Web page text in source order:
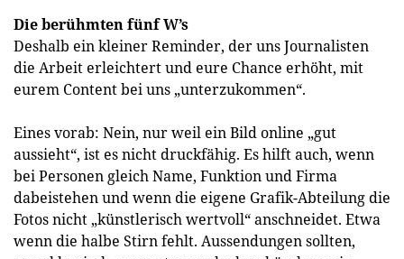
Die berühmten fünf W’s
Deshalb ein kleiner Reminder, der uns Journalisten
die Arbeit erleichtert und eure Chance erhöht, mit
eurem Content bei uns „unterzukommen“.
Eines vorab: Nein, nur weil ein Bild online „gut
aussieht“, ist es nicht druckfähig. Es hilft auch, wenn
bei Personen gleich Name, Funktion und Firma
dabeistehen und wenn die eigene Grafik-Abteilung die
Fotos nicht „künstlerisch wertvoll“ anschneidet. Etwa
wenn die halbe Stirn fehlt. Aussendungen sollten,